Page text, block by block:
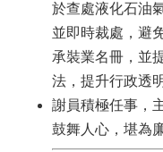
於查處液化石油
並即時裁處，避
承裝業名冊，並
法，提升行政透
謝員積極任事，
鼓舞人心，堪為